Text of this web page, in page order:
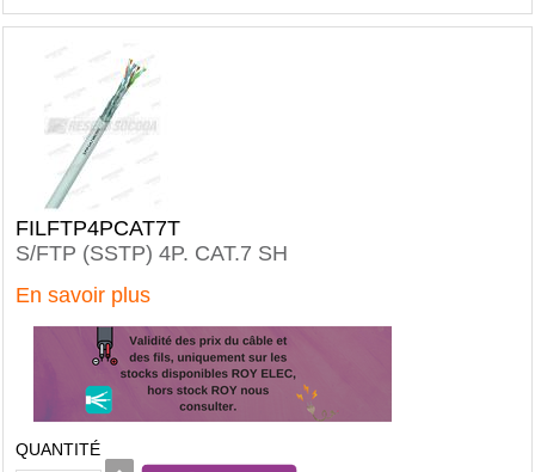
FILFTP4PCAT7T
S/FTP (SSTP) 4P. CAT.7 SH
En savoir plus
QUANTITÉ